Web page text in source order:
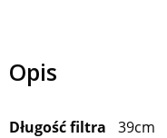
Opis
Długość filtra
39cm